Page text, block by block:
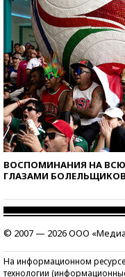
ВОСПОМИНАНИЯ НА
ГЛАЗАМИ БОЛЕЛЬЩИКОВ
© 2007 — 2026 ООО
На информационном
технологии